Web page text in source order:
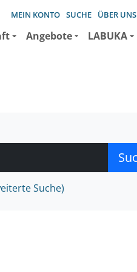
MEIN KONTO SUCHE ÜBER UNS
Angebote LABUKA
Suche)